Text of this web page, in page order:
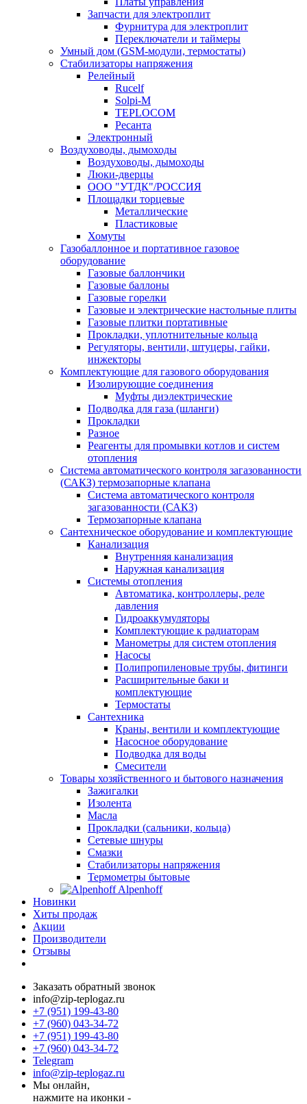
Запчасти для электроплит
Фурнитура для электроплит
Переключатели и таймеры
Умный дом (GSM-модули, термостаты)
Cтабилизаторы напряжения
Релейный
Rucelf
Solpi-M
TEPLOCOM
Ресанта
Электронный
Воздуховоды, дымоходы
Воздуховоды, дымоходы
Люки-дверцы
ООО "УТДК"/РОССИЯ
Площадки торцевые
Металлические
Пластиковые
Хомуты
Газобаллонное и портативное газовое
оборудование
Газовые баллончики
Газовые баллоны
Газовые горелки
Газовые и электрические настольные плиты
Газовые плитки портативные
Прокладки, уплотнительные кольца
Регуляторы, вентили, штуцеры, гайки,
инжекторы
Комплектующие для газового оборудования
Изолирующие соединения
Муфты диэлектрические
Подводка для газа (шланги)
Прокладки
Разное
Реагенты для промывки котлов и систем
отопления
Система автоматического контроля загазованности
(САКЗ) термозапорные клапана
Система автоматического контроля
загазованности (САКЗ)
Термозапорные клапана
Сантехническое оборудование и комплектующие
Канализация
Внутренняя канализация
Наружная канализация
Системы отопления
Автоматика, контроллеры, реле
давления
Гидроаккумуляторы
Комплектующие к радиаторам
Манометры для систем отопления
Насосы
Полипропиленовые трубы, фитинги
Расширительные баки и
комплектующие
Термостаты
Сантехника
Краны, вентили и комплектующие
Насосное оборудование
Подводка для воды
Смесители
Товары хозяйственного и бытового назначения
Зажигалки
Изолента
Масла
Прокладки (сальники, кольца)
Сетевые шнуры
Смазки
Стабилизаторы напряжения
Термометры бытовые
Alpenhoff
Новинки
Хиты продаж
Акции
Производители
Отзывы
Заказать обратный звонок
info@zip-teplogaz.ru
+7 (951) 199-43-80
+7 (960) 043-34-72
+7 (951) 199-43-80
+7 (960) 043-34-72
Telegram
info@zip-teplogaz.ru
Мы онлайн,
нажмите на иконки -